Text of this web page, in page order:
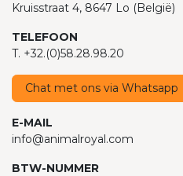
Kruisstraat 4, 8647 Lo (België)
TELEFOON
T. +32.(0)58.28.98.20
Chat met ons via Whatsapp
E-MAIL
info@animalroyal.com
BTW-NUMMER